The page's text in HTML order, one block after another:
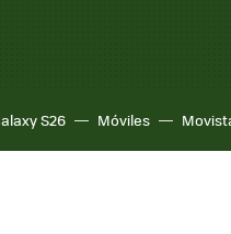
S26 Móviles